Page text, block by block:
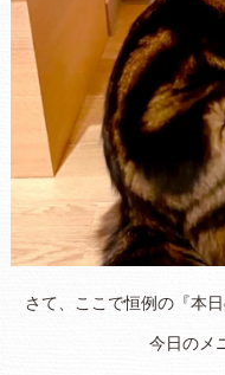
さて、ここで恒例の『本
今日のメ